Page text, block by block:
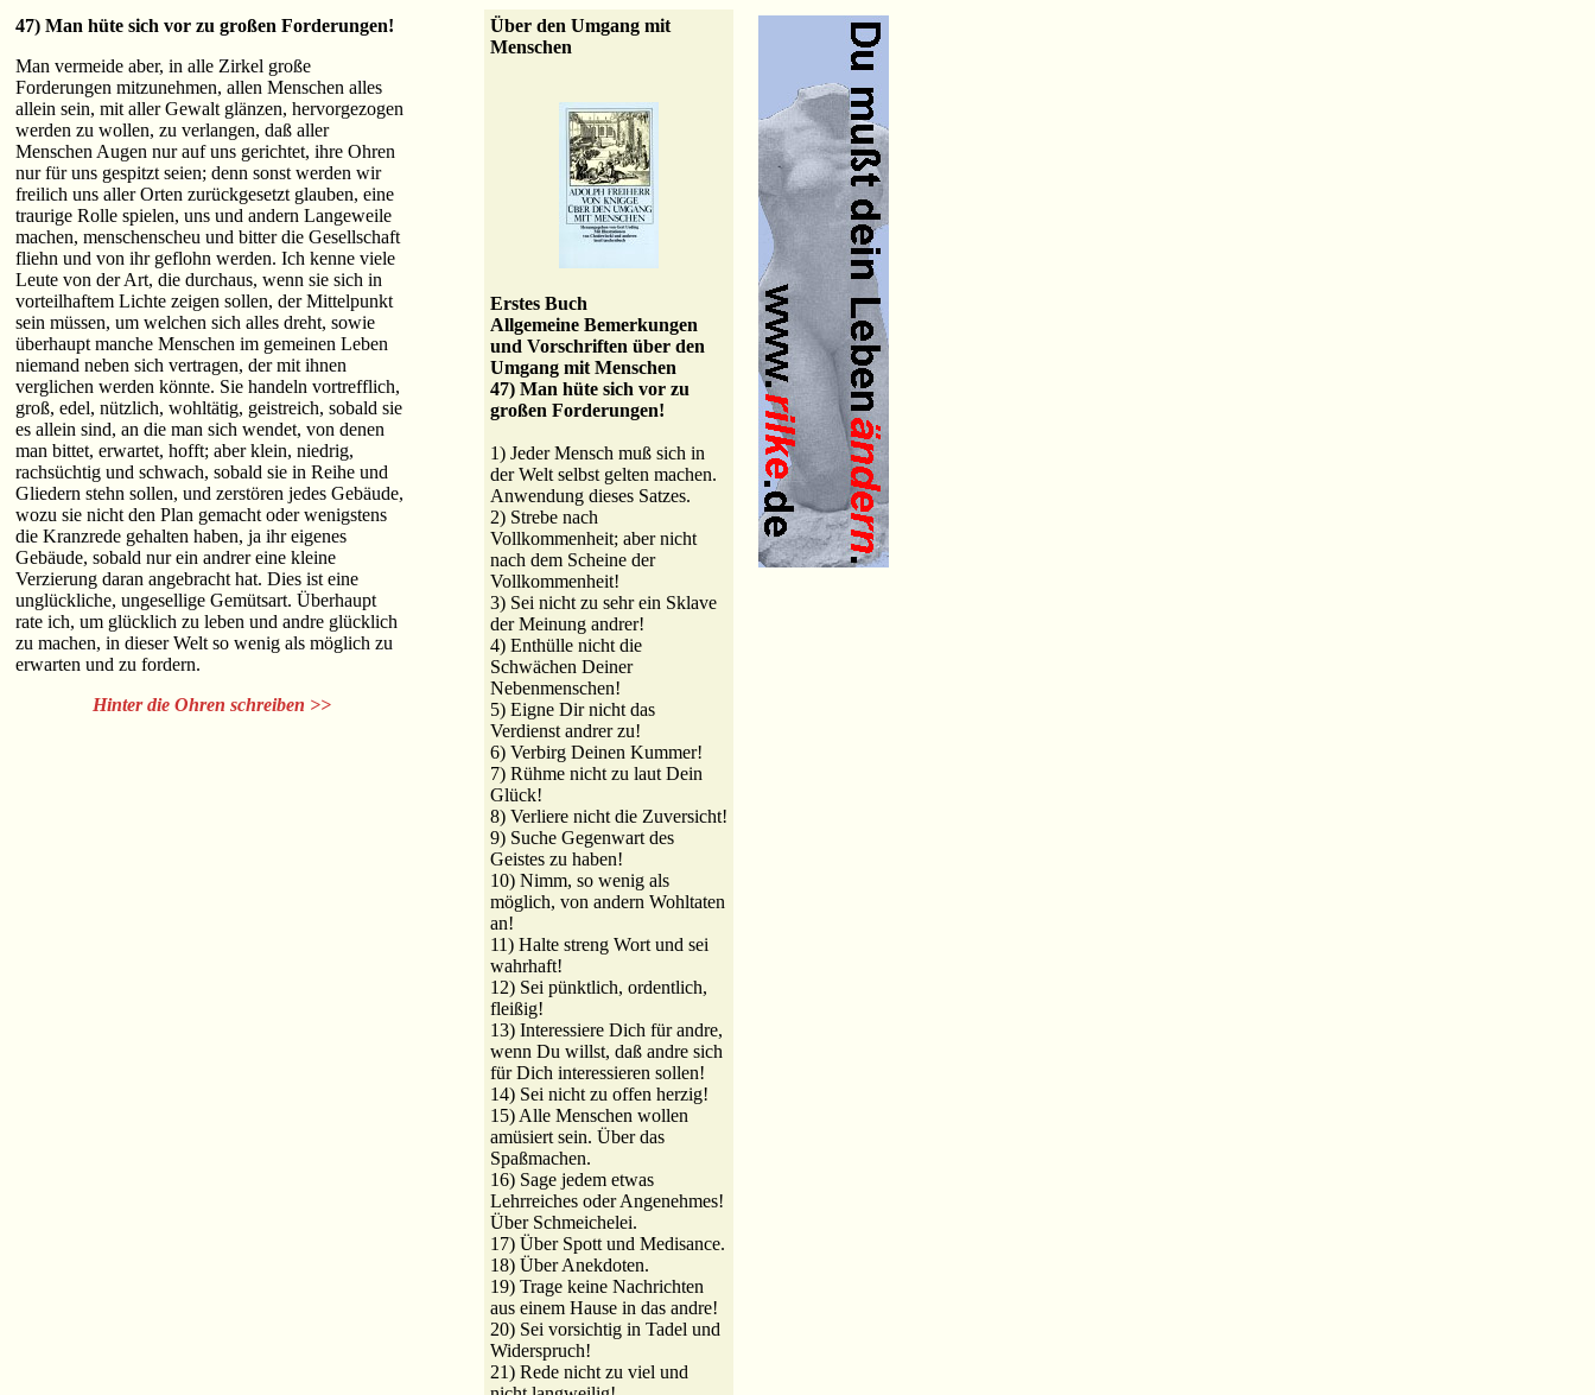
47) Man hüte sich vor zu großen Forderungen!
Man vermeide aber, in alle Zirkel große
Forderungen mitzunehmen, allen Menschen alles
allein sein, mit aller Gewalt glänzen, hervorgezogen
werden zu wollen, zu verlangen, daß aller
Menschen Augen nur auf uns gerichtet, ihre Ohren
nur für uns gespitzt seien; denn sonst werden wir
freilich uns aller Orten zurückgesetzt glauben, eine
traurige Rolle spielen, uns und andern Langeweile
machen, menschenscheu und bitter die Gesellschaft
fliehn und von ihr geflohn werden. Ich kenne viele
Leute von der Art, die durchaus, wenn sie sich in
vorteilhaftem Lichte zeigen sollen, der Mittelpunkt
sein müssen, um welchen sich alles dreht, sowie
überhaupt manche Menschen im gemeinen Leben
niemand neben sich vertragen, der mit ihnen
verglichen werden könnte. Sie handeln vortrefflich,
groß, edel, nützlich, wohltätig, geistreich, sobald sie
es allein sind, an die man sich wendet, von denen
man bittet, erwartet, hofft; aber klein, niedrig,
rachsüchtig und schwach, sobald sie in Reihe und
Gliedern stehn sollen, und zerstören jedes Gebäude,
wozu sie nicht den Plan gemacht oder wenigstens
die Kranzrede gehalten haben, ja ihr eigenes
Gebäude, sobald nur ein andrer eine kleine
Verzierung daran angebracht hat. Dies ist eine
unglückliche, ungesellige Gemütsart. Überhaupt
rate ich, um glücklich zu leben und andre glücklich
zu machen, in dieser Welt so wenig als möglich zu
erwarten und zu fordern.
Hinter die Ohren schreiben >>
Über den Umgang mit
Menschen
Erstes Buch
Allgemeine Bemerkungen
und Vorschriften über den
Umgang mit Menschen
47) Man hüte sich vor zu
großen Forderungen!
1) Jeder Mensch muß sich in
der Welt selbst gelten machen.
Anwendung dieses Satzes.
2) Strebe nach
Vollkommenheit; aber nicht
nach dem Scheine der
Vollkommenheit!
3) Sei nicht zu sehr ein Sklave
der Meinung andrer!
4) Enthülle nicht die
Schwächen Deiner
Nebenmenschen!
5) Eigne Dir nicht das
Verdienst andrer zu!
6) Verbirg Deinen Kummer!
7) Rühme nicht zu laut Dein
Glück!
8) Verliere nicht die Zuversicht!
9) Suche Gegenwart des
Geistes zu haben!
10) Nimm, so wenig als
möglich, von andern Wohltaten
an!
11) Halte streng Wort und sei
wahrhaft!
12) Sei pünktlich, ordentlich,
fleißig!
13) Interessiere Dich für andre,
wenn Du willst, daß andre sich
für Dich interessieren sollen!
14) Sei nicht zu offen herzig!
15) Alle Menschen wollen
amüsiert sein. Über das
Spaßmachen.
16) Sage jedem etwas
Lehrreiches oder Angenehmes!
Über Schmeichelei.
17) Über Spott und Medisance.
18) Über Anekdoten.
19) Trage keine Nachrichten
aus einem Hause in das andre!
20) Sei vorsichtig in Tadel und
Widerspruch!
21) Rede nicht zu viel und